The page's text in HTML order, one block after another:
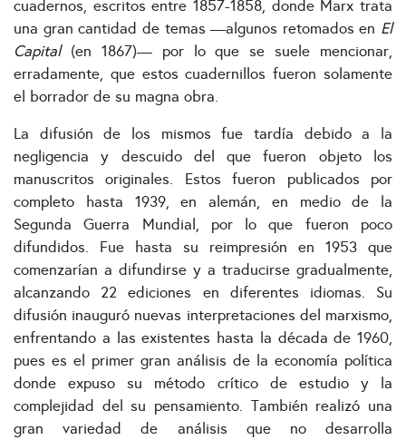
cuadernos, escritos entre 1857-1858, donde Marx trata
una gran cantidad de temas —algunos retomados en El
Capital(en 1867)— por lo que se suele mencionar,
erradamente, que estos cuadernillos fueron solamente
el borrador de su magna obra.
La difusión de los mismos fue tardía debido a la
negligencia y descuido del que fueron objeto los
manuscritos originales. Estos fueron publicados por
completo hasta 1939, en alemán, en medio de la
Segunda Guerra Mundial, por lo que fueron poco
difundidos. Fue hasta su reimpresión en 1953 que
comenzarían a difundirse y a traducirse gradualmente,
alcanzando 22 ediciones en diferentes idiomas. Su
difusión inauguró nuevas interpretaciones del marxismo,
enfrentando a las existentes hasta la década de 1960,
pues es el primer gran análisis de la economía política
donde expuso su método crítico de estudio y la
complejidad del su pensamiento. También realizó una
gran variedad de análisis que no desarrolla